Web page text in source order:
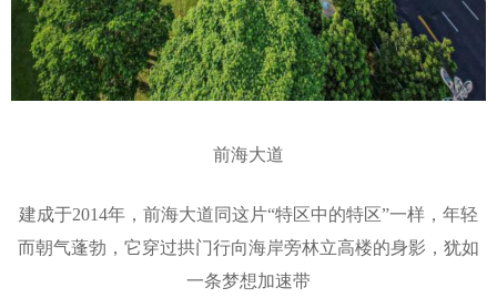
前海大道
建成于2014年，前海大道同这片“特区中的特区”一样，年轻
而朝气蓬勃，它穿过拱门行向海岸旁林立高楼的身影，犹如
一条梦想加速带